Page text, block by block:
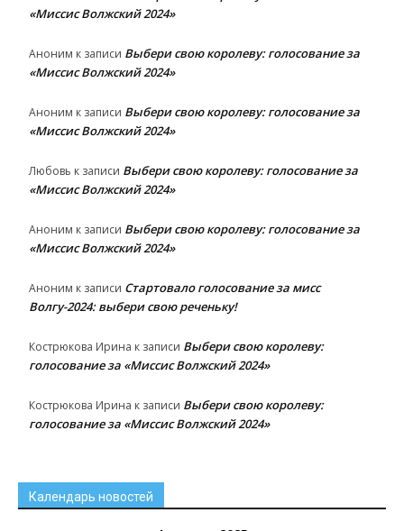
«Миссис Волжский 2024»
Аноним к записи Выбери свою королеву: голосование за
«Миссис Волжский 2024»
Аноним к записи Выбери свою королеву: голосование за
«Миссис Волжский 2024»
Любовь к записи Выбери свою королеву: голосование за
«Миссис Волжский 2024»
Аноним к записи Выбери свою королеву: голосование за
«Миссис Волжский 2024»
Аноним к записи Стартовало голосование за мисс
Волгу-2024: выбери свою реченьку!
Кострюкова Ирина к записи Выбери свою королеву:
голосование за «Миссис Волжский 2024»
Кострюкова Ирина к записи Выбери свою королеву:
голосование за «Миссис Волжский 2024»
Календарь новостей